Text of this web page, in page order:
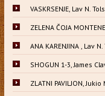
VASKRSENJE, Lav N.
ZELENA ČOJA
ANA KARENJINA , Lav
SHOGUN 1-3, James
ZLATNI PAVILJON, Jukio